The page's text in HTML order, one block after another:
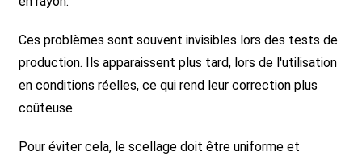
Ces problèmes sont souvent invisibles lors des tests de
production. Ils apparaissent plus tard, lors de l'utilisation
en conditions réelles, ce qui rend leur correction plus
coûteuse.
Pour éviter cela, le scellage doit être uniforme et